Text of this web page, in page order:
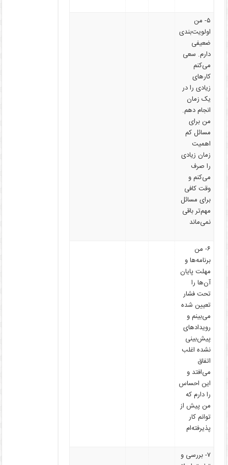
۵- من
اولویت‌بندی
ضعیفی
دارم. سعی
می‌کنم
کارهای
زیادی را در
یک زمان
انجام دهم.
من برای
مسائل کم
اهمیت
زمان زیادی
را صرف
می‌کنم و
وقت کافی
برای مسائل
مهم‌تر باقی
نمی‌ماند
۶- من
برنامه‌ها و
مهلت پایان
آن‌ها را
تحت فشار
تعیین شده
می‌بینم و
رویدادهای
پیش‌بینی
نشده اغلب
اتفاق
می‌افتد و
این احساس
را دارم که
من پیش از
توانم کار
پذیرفته‌ام
۷- بررسی و